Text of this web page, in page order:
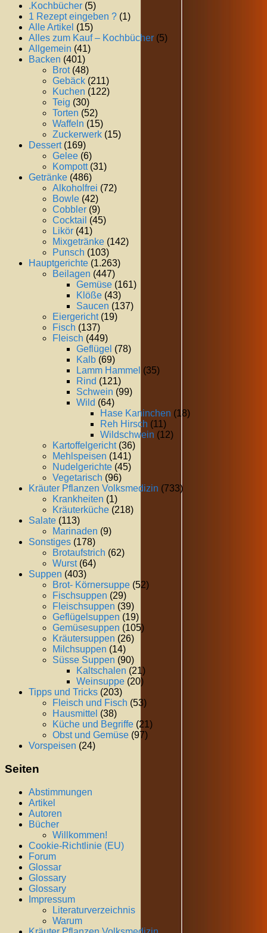
.Kochbücher (5)
1 Rezept eingeben ? (1)
Alle Artikel (15)
Alles zum Kauf – Kochbücher (5)
Allgemein (41)
Backen (401)
Brot(48)
Gebäck (211)
Kuchen (122)
Teig (30)
Torten (52)
Waffeln (15)
Zuckerwerk (15)
Dessert(169)
Gelee (6)
Kompott(31)
Getränke (486)
Alkoholfrei (72)
Bowle (42)
Cobbler (9)
Cocktail (45)
Likör (41)
Mixgetränke (142)
Punsch (103)
Hauptgerichte (1.263)
Beilagen (447)
Gemüse (161)
Klöße (43)
Saucen (137)
Eiergericht(19)
Fisch (137)
Fleisch (449)
Geflügel (78)
Kalb (69)
Lamm Hammel (35)
Rind (121)
Schwein (99)
Wild (64)
Hase Kaninchen (18)
Reh Hirsch (11)
Wildschwein (12)
Kartoffelgericht(36)
Mehlspeisen (141)
Nudelgerichte (45)
Vegetarisch (96)
Kräuter Pflanzen Volksmedizin (733)
Krankheiten (1)
Kräuterküche (218)
Salate (113)
Marinaden (9)
Sonstiges (178)
Brotaufstrich (62)
Wurst(64)
Suppen (403)
Brot- Körnersuppe (52)
Fischsuppen (29)
Fleischsuppen (39)
Geflügelsuppen (19)
Gemüsesuppen (105)
Kräutersuppen (26)
Milchsuppen (14)
Süsse Suppen (90)
Kaltschalen (21)
Weinsuppe (20)
Tipps und Tricks (203)
Fleisch und Fisch (53)
Hausmittel (38)
Küche und Begriffe (21)
Obst und Gemüse (97)
Vorspeisen (24)
Seiten
Abstimmungen
Artikel
Autoren
Bücher
Willkommen!
Cookie-Richtlinie (EU)
Forum
Glossar
Glossary
Glossary
Impressum
Literaturverzeichnis
Warum